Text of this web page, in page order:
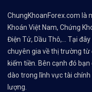
ChungKhoanForex.com là
Khoán Việt Nam, Chứng
Điện Tử, Dầu Thô,... Tại
chuyên gia về thị trường từ
kiếm tiền. Bên cạnh đó
dào trong lĩnh vực tài
lượng.